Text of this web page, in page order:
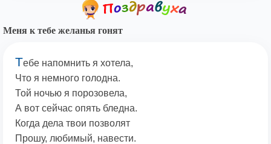
Меня к тебе желанья гонят
Тебе напомнить я хотела,
Что я немного голодна.
Той ночью я порозовела,
А вот сейчас опять бледна.
Когда дела твои позволят
Прошу, любимый, навести.